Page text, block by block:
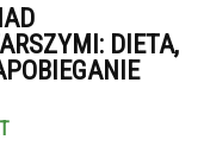
DIETA,